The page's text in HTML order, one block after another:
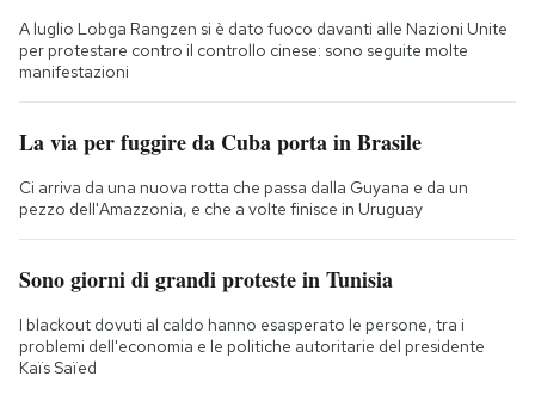
A luglio Lobga Rangzen si è dato fuoco davanti alle Nazioni Unite
per protestare contro il controllo cinese: sono seguite molte
manifestazioni
La via per fuggire da Cuba porta in Brasile
Ci arriva da una nuova rotta che passa dalla Guyana e da un
pezzo dell'Amazzonia, e che a volte finisce in Uruguay
Sono giorni di grandi proteste in Tunisia
I blackout dovuti al caldo hanno esasperato le persone, tra i
problemi dell'economia e le politiche autoritarie del presidente
Kaïs Saïed